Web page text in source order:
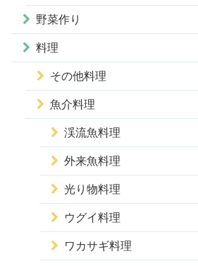
野菜作り
料理
その他料理
魚介料理
渓流魚料理
外来魚料理
光り物料理
ウグイ料理
ワカサギ料理